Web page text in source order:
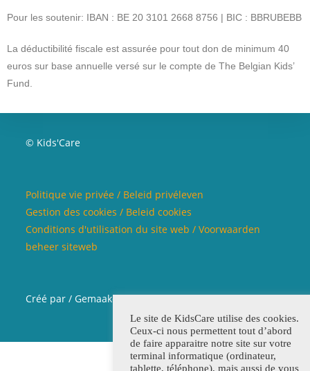
Pour les soutenir: IBAN : BE 20 3101 2668 8756 | BIC : BBRUBEBB
La déductibilité fiscale est assurée pour tout don de minimum 40
euros sur base annuelle versé sur le compte de The Belgian Kids’
Fund.
© Kids'Care
Politique vie privée / Beleid privéleven
Gestion des cookies / Beleid cookies
Conditions d'utilisation du site web / Voorwaarden
beheer siteweb
Créé par / Gemaakd doorChantal Claerhoudt
Le site de KidsCare utilise des cookies.
Ceux-ci nous permettent tout d’abord
de faire apparaitre notre site sur votre
terminal informatique (ordinateur,
tablette, téléphone), mais aussi de vous